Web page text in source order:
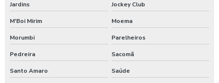
Jardins Jockey Club
M'Boi Mirim Moema
Morumbi Parelheiros
Pedreira Sacomã
Santo Amaro Saúde